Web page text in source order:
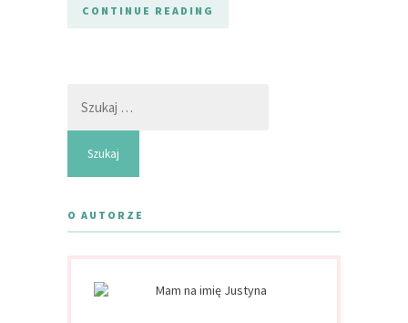
CONTINUE READING
O AUTORZE